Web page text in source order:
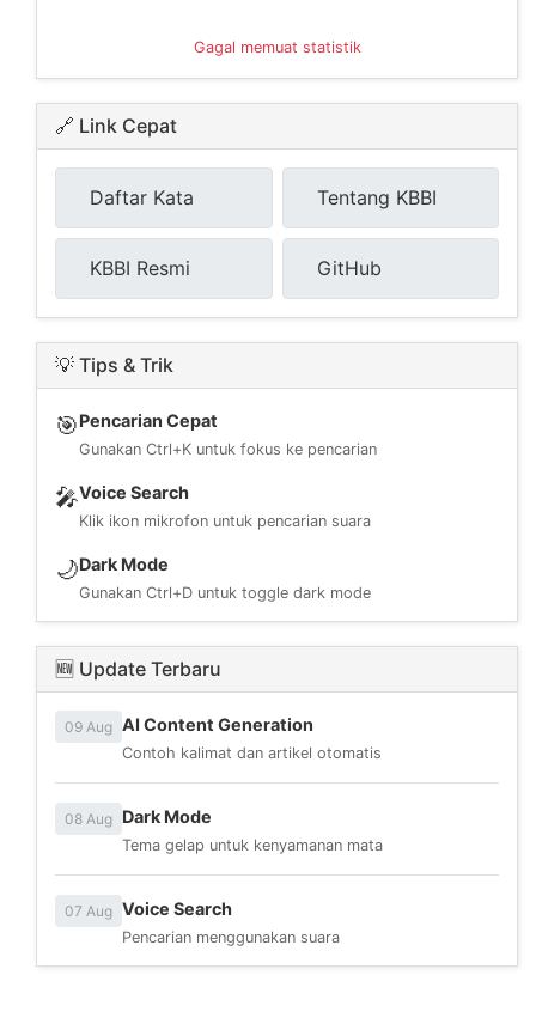
Gagal memuat statistik
🔗 Link Cepat
Daftar Kata Tentang KBBI
KBBI Resmi GitHub
💡 Tips & Trik
🎯Pencarian Cepat
Gunakan Ctrl+K untuk fokus ke pencarian
🎤Voice Search
Klik ikon mikrofon untuk pencarian suara
🌙Dark Mode
Gunakan Ctrl+D untuk toggle dark mode
🆕 Update Terbaru
09 Aug AI Content Generation
Contoh kalimat dan artikel otomatis
08 Aug Dark Mode
Tema gelap untuk kenyamanan mata
07 Aug Voice Search
Pencarian menggunakan suara